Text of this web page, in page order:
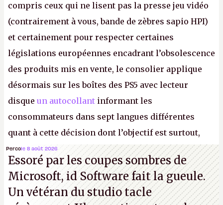
compris ceux qui ne lisent pas la presse jeu vidéo
(contrairement à vous, bande de zèbres sapio HPI)
et certainement pour respecter certaines
législations européennes encadrant l’obsolescence
des produits mis en vente, le consolier applique
désormais sur les boîtes des PS5 avec lecteur
disque un autocollant informant les
consommateurs dans sept langues différentes
quant à cette décision dont l’objectif est surtout,
disons-le, de faire grossir la marge de Sony et de
réduire le contrôle des joueurs sur les produits
culturels qu’ils achètent.K.
Percole 8 août 2026
Essoré par les coupes sombres de
Microsoft, id Software fait la gueule.
Un vétéran du studiotacle